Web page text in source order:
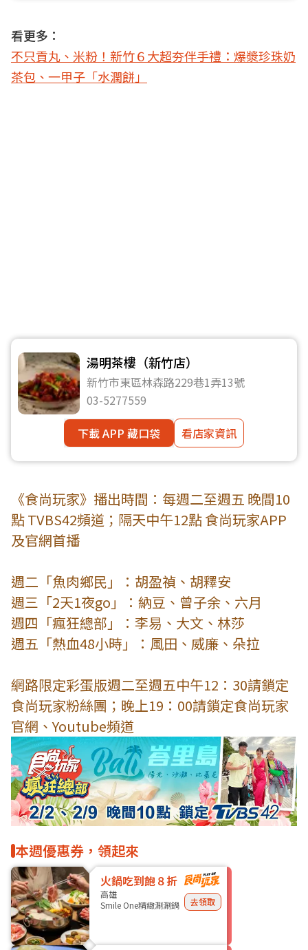
看更多：
不只貢丸、米粉！新竹６大超夯伴手禮：爆漿珍珠奶
茶包、一甲子「水潤餅」
湯明茶樓（新竹店）
新竹市東區林森路229巷1弄13號
03-5277559
下載 APP 藏口袋
看店家資訊
《食尚玩家》播出時間：每週二至週五 晚間10
點 TVBS42頻道；隔天中午12點 食尚玩家APP
及官網首播
週二「魚肉鄉民」：胡盈禎、胡釋安
週三「2天1夜go」：納豆、曾子余、六月
週四「瘋狂總部」：李易、大文、林莎
週五「熱血48小時」：風田、威廉、朵拉
網路限定彩蛋版週二至週五中午12：30請鎖定
食尚玩家粉絲團；晚上19：00請鎖定食尚玩家
官網、Youtube頻道
本週優惠券，領起來
火鍋吃到飽８折
高雄
Smile One精緻涮涮鍋
去領取